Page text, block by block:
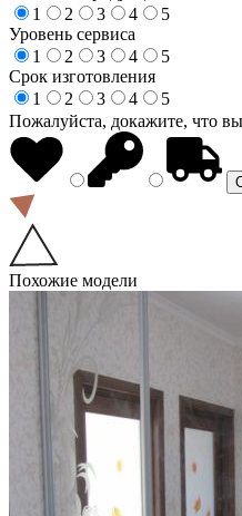
1
2 3 4
5
Уровень сервиса
1
2 3 4
5
Срок изготовления
1
2 3 4
5
Пожалуйста, докажите, что
Похожие модели